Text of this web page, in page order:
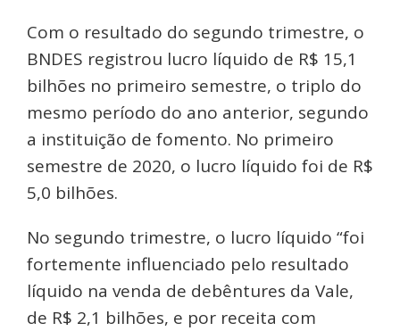
Com o resultado do segundo trimestre, o
BNDES registrou lucro líquido de R$ 15,1
bilhões no primeiro semestre, o triplo do
mesmo período do ano anterior, segundo
a instituição de fomento. No primeiro
semestre de 2020, o lucro líquido foi de R$
5,0 bilhões.
No segundo trimestre, o lucro líquido “foi
fortemente influenciado pelo resultado
líquido na venda de debêntures da Vale,
de R$ 2,1 bilhões, e por receita com